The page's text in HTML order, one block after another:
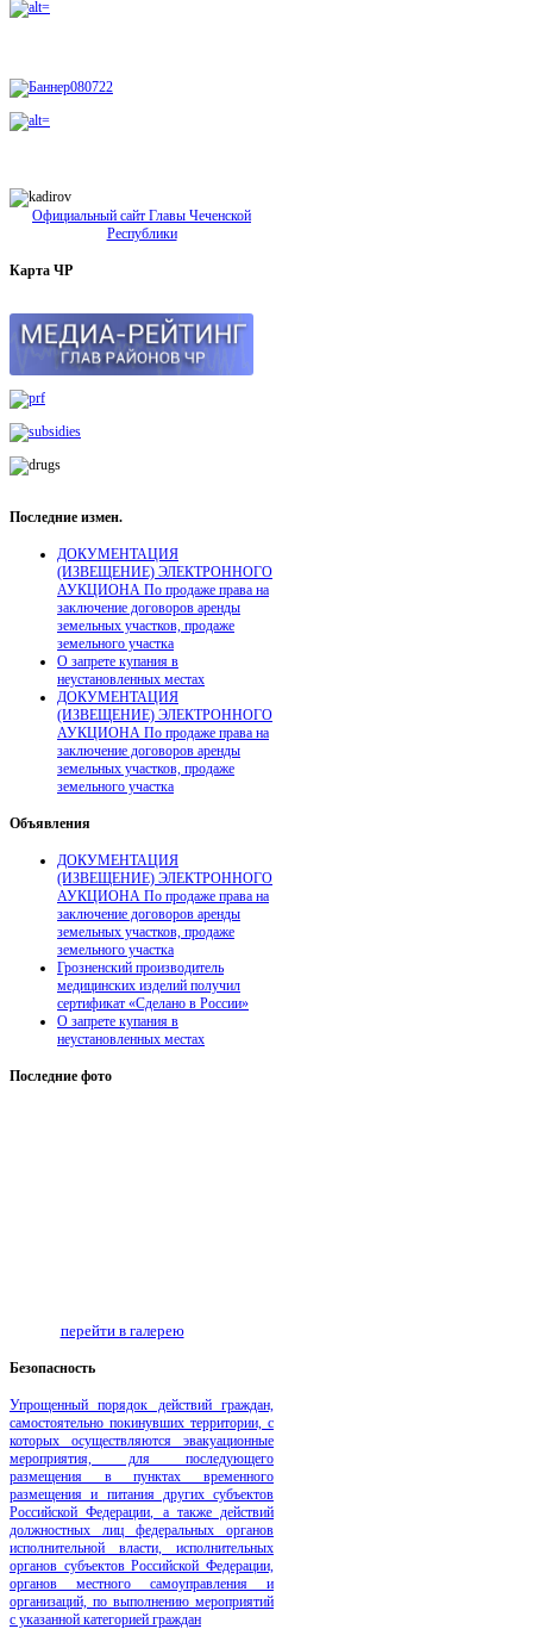
Официальный сайт Главы Чеченской
Республики
Карта ЧР
Последние измен.
ДОКУМЕНТАЦИЯ
(ИЗВЕЩЕНИЕ) ЭЛЕКТРОННОГО
АУКЦИОНА По продаже права на
заключение договоров аренды
земельных участков, продаже
земельного участка
О запрете купания в
неустановленных местах
ДОКУМЕНТАЦИЯ
(ИЗВЕЩЕНИЕ) ЭЛЕКТРОННОГО
АУКЦИОНА По продаже права на
заключение договоров аренды
земельных участков, продаже
земельного участка
Объявления
ДОКУМЕНТАЦИЯ
(ИЗВЕЩЕНИЕ) ЭЛЕКТРОННОГО
АУКЦИОНА По продаже права на
заключение договоров аренды
земельных участков, продаже
земельного участка
Грозненский производитель
медицинских изделий получил
сертификат «Сделано в России»
О запрете купания в
неустановленных местах
Последние фото
перейти в галерею
Безопаcность
Упрощенный порядок действий граждан,
самостоятельно покинувших территории, с
которых осуществляются эвакуационные
мероприятия, для последующего
размещения в пунктах временного
размещения и питания других субъектов
Российской Федерации, а также действий
должностных лиц федеральных органов
исполнительной власти, исполнительных
органов субъектов Российской Федерации,
органов местного самоуправления и
организаций, по выполнению мероприятий
с указанной категорией граждан